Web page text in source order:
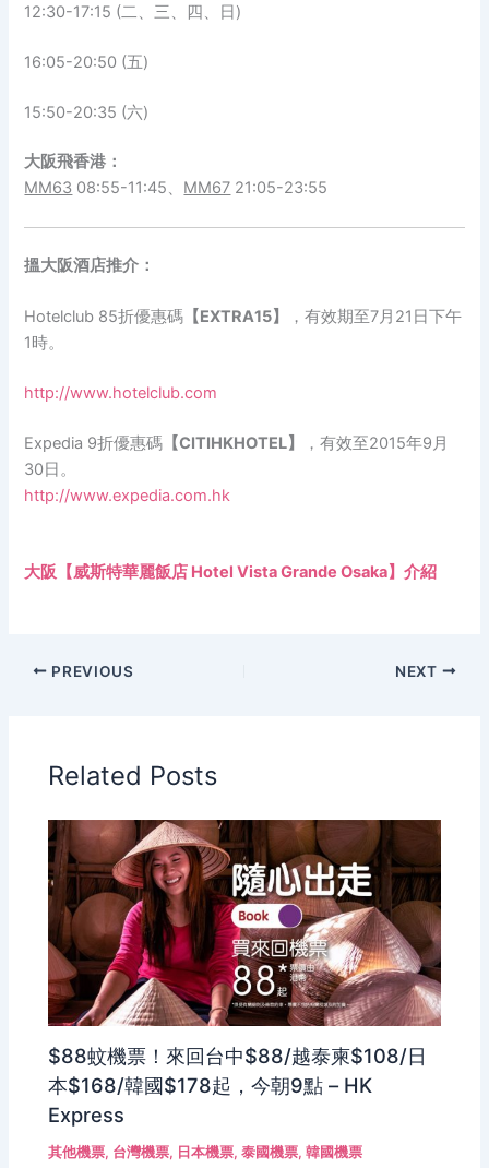
12:30-17:15 (二、三、四、日)
16:05-20:50 (五)
15:50-20:35 (六)
大阪飛香港：
MM63 08:55-11:45、 MM67 21:05-23:55
搵大阪酒店推介：
Hotelclub 85折優惠碼 【EXTRA15】
，有效期至7月21日下午
1時。
http://www.hotelclub.com
Expedia 9折優惠碼 【CITIHKHOTEL】
，有效至2015年9月
30日。
http://www.expedia.com.hk
大阪【威斯特華麗飯店 Hotel Vista Grande Osaka】介紹
PREVIOUS NEXT
Related Posts
$88蚊機票！來回台中$88/越泰柬$108/日
本$168/韓國$178起，今朝9點 – HK
Express
其他機票, 台灣機票, 日本機票,泰國機票,韓國機票